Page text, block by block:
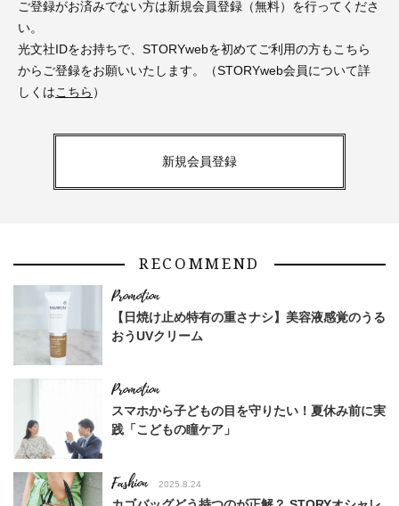
ご登録がお済みでない方は新規会員登録（無料）を行ってくださ
い。
光文社IDをお持ちで、STORYwebを初めてご利用の方もこちら
からご登録をお願いいたします。（STORYweb会員について詳
しくはこちら ）
新規会員登録
RECOMMEND
【日焼け止め特有の重さナシ】美容液感覚のうる
おうUVクリーム
スマホから子どもの目を守りたい！夏休み前に実
践「こどもの瞳ケア」
Fashion 2025.8.24